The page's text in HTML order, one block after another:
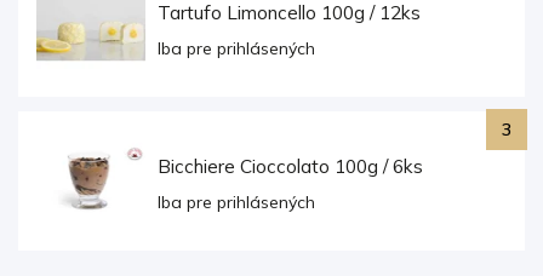
Tartufo Limoncello 100g / 12ks
Iba pre prihlásených
Bicchiere Cioccolato 100g / 6ks
Iba pre prihlásených